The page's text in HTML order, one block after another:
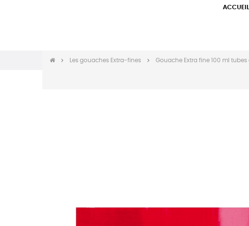
ACCUEIL
Les gouaches Extra-fines Gouache Extra fine 100 ml